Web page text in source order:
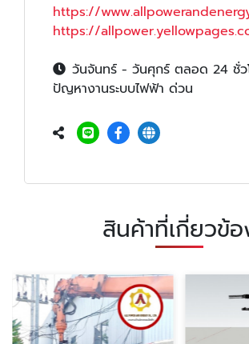
https://
https://
วันจันทร์ - วันศุกร์ ตลอด 24 ชั่ว
ปัญหางานระบบไฟฟ้า ด่วน
สินค้าที่เกี่ยวข้